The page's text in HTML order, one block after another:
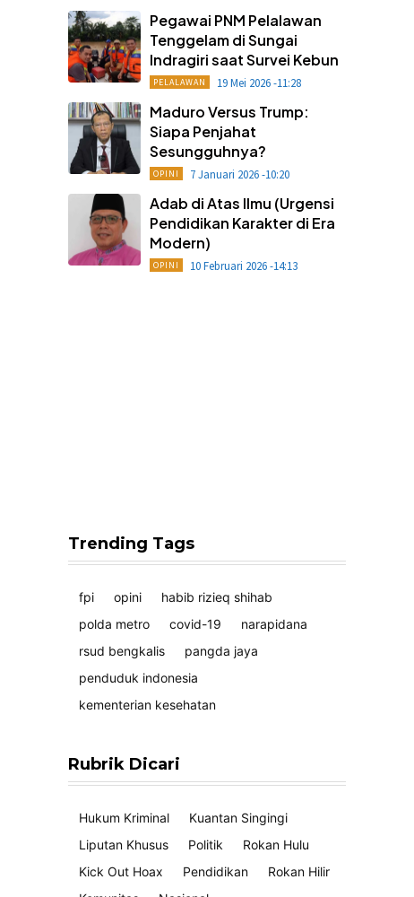
Pegawai PNM Pelalawan
Tenggelam di Sungai
Indragiri saat Survei Kebun
PELALAWAN 19 Mei 2026 -11:28
Maduro Versus Trump:
Siapa Penjahat
Sesungguhnya?
OPINI 7 Januari 2026 -10:20
Adab di Atas Ilmu (Urgensi
Pendidikan Karakter di Era
Modern)
OPINI 10 Februari 2026 -14:13
Trending Tags
fpi opini
habib rizieq shihab
polda metro
covid-19
narapidana
rsud bengkalis
pangda jaya
penduduk indonesia
kementerian kesehatan
Rubrik Dicari
Hukum Kriminal
Kuantan Singingi
Liputan Khusus
Politik
Rokan Hulu
Kick Out Hoax
Pendidikan
Rokan Hilir